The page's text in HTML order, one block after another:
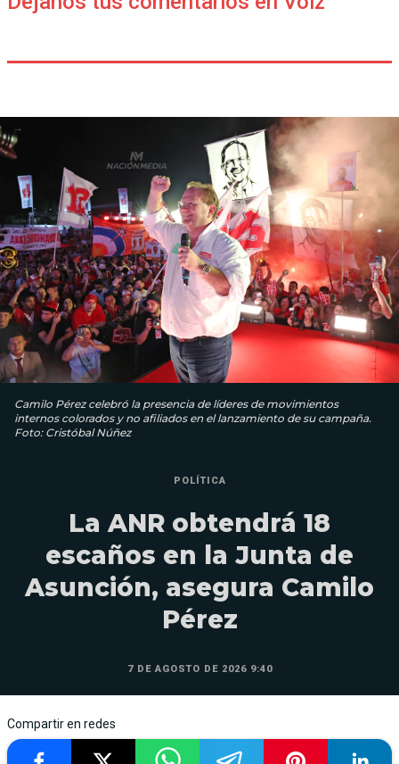
Camilo Pérez celebró la presencia de líderes de movimientos
internos colorados y no afiliados en el lanzamiento de su campaña.
Foto: Cristóbal Núñez
POLÍTICA
La ANR obtendrá 18
escaños en la Junta de
Asunción, asegura Camilo
Pérez
7 DE AGOSTO DE 2026 9:40
Compartir en redes